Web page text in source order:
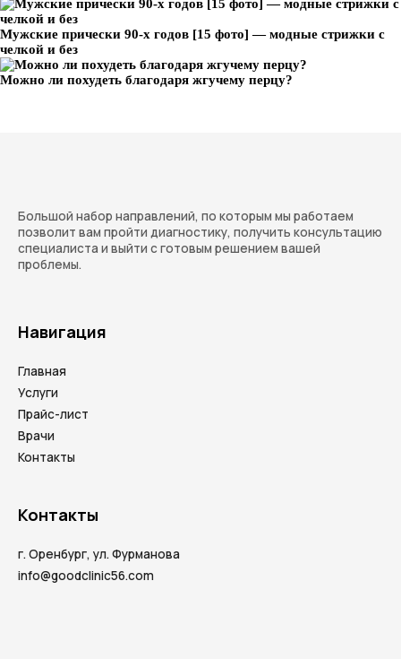
Мужские прически 90-х годов [15 фото] — модные стрижки с
челкой и без
Можно ли похудеть благодаря жгучему перцу?
Большой набор направлений, по которым мы работаем
позволит вам пройти диагностику, получить консультацию
специалиста и выйти с готовым решением вашей
проблемы.
Навигация
Главная
Услуги
Прайс-лист
Врачи
Контакты
Контакты
г. Оренбург, ул. Фурманова
info@goodclinic56.com